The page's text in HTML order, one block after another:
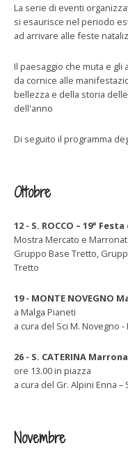
La serie di eventi
si esaurisce nel periodo
ad arrivare alle feste
Il paesaggio che muta e
da cornice alle
bellezza e della storia
dell'anno
Di seguito il programma
Ottobre
12 - S. ROCCO – 19°
Mostra Mercato e
Gruppo Base Tretto,
Tretto
19 - MONTE NOVEGNO
a Malga Pianeti
a cura del Sci M. Novegno -
26 - S. CATERINA
ore 13.00 in piazza
a cura del Gr. Alpini Enna –
Novembre